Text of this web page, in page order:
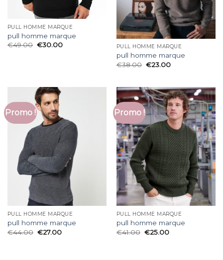
PULL HOMME MARQUE
pull homme marque
€49.00 €30.00 PULL HOMME MARQUE
pull homme marque
€38.00 €23.00
Promo !
PULL HOMME MARQUE
pull homme marque
€44.00 €27.00
Promo !
PULL HOMME MARQUE
pull homme marque
€41.00 €25.00